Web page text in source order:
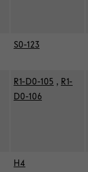
S0-123
R1-D0-105 , R1-
D0-106
H4